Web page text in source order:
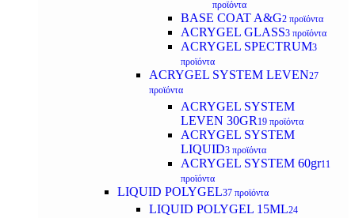
προϊόντα
BASE COAT A&G2 προϊόντα
ACRYGEL GLASS3 προϊόντα
ACRYGEL SPECTRUM3
προϊόντα
ACRYGEL SYSTEM LEVEN27
προϊόντα
ACRYGEL SYSTEM
LEVEN 30GR 19 προϊόντα
ACRYGEL SYSTEM
LIQUID3 προϊόντα
ACRYGEL SYSTEM 60gr11
προϊόντα
LIQUID POLYGEL37 προϊόντα
LIQUID POLYGEL 15ML24